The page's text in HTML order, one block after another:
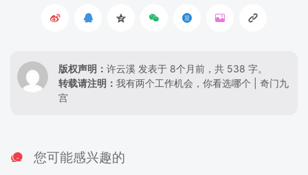
版权声明： 许云溪 发表于 8个月前，共 538 字。
转载请注明： 我有两个工作机会，你看选哪个 | 奇门九
宫
您可能感兴趣的